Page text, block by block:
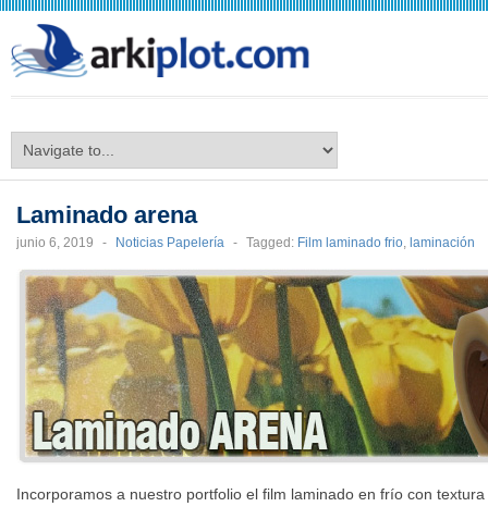
Laminado arena
junio 6, 2019 - Noticias Papelería - Tagged: Film laminado frio, laminación
Incorporamos a nuestro portfolio el film laminado en frío con